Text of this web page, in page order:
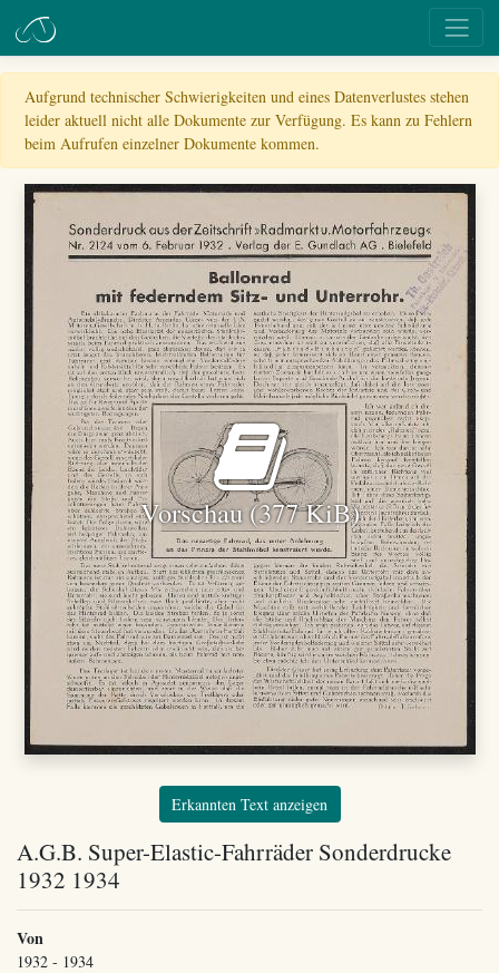
Aufgrund technischer Schwierigkeiten und eines Datenverlustes stehen
leider aktuell nicht alle Dokumente zur Verfügung. Es kann zu Fehlern
beim Aufrufen einzelner Dokumente kommen.
Vorschau (377 KiB)
Erkannten Text anzeigen
A.G.B. Super-Elastic-Fahrräder Sonderdrucke
1932 1934
Von
1932 - 1934